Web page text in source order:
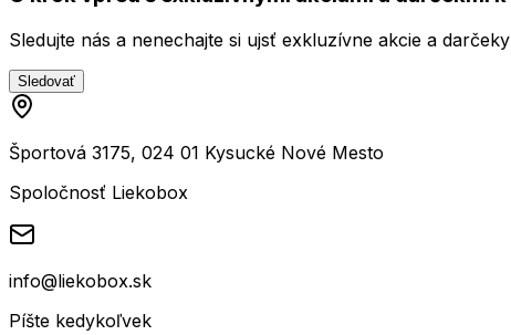
Sledujte nás a nenechajte si ujsť exkluzívne akcie a
Sledovať
Športová 3175, 024 01 Kysucké Nové Mesto
Spoločnosť Liekobox
info@liekobox.sk
Píšte kedykoľvek